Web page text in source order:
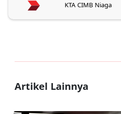
KTA CIMB Niaga
Artikel Lainnya